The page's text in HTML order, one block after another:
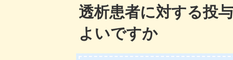
透析患者に対する投
よいですか